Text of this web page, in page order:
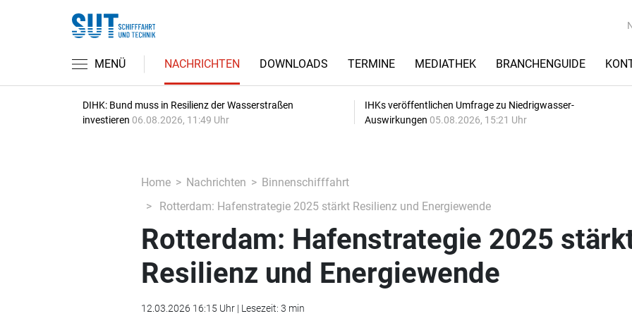
MENÜ NACHRICHTEN DOWNLOADS TERMINE MEDIATHEK BRANCHENGUIDE
DIHK: Bund muss in Resilienz der Wasserstraßen
investieren 06.08.2026, 11:49 Uhr
IHKs veröffentlichen Umfrage zu Niedrigwasser-
Auswirkungen 05.08.2026, 15:21 Uhr
Home Nachrichten
Binnenschifffahrt
Rotterdam: Hafenstrategie 2025 stärkt Resilienz und Energiewende
Rotterdam: Hafenstrategie 2025
Resilienz und Energiewende
12.03.2026 16:15 Uhr | Lesezeit: 3 min